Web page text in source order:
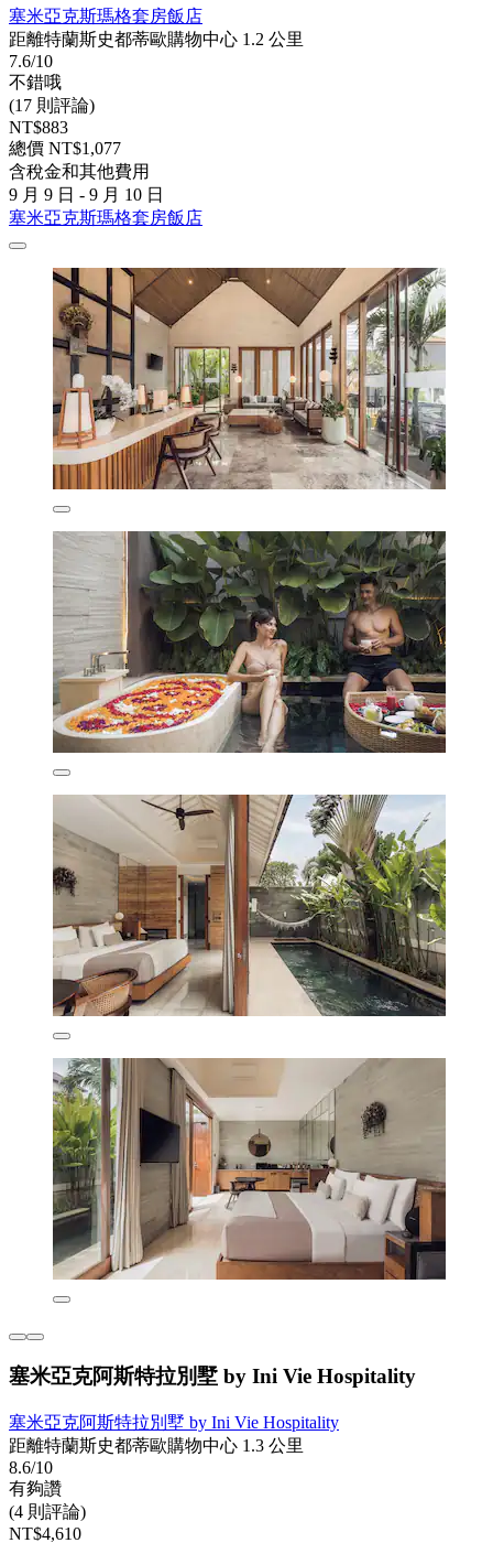
塞米亞克斯瑪格套房飯店
距離特蘭斯史都蒂歐購物中心 1.2 公里
7.6/10
不錯哦
(17 則評論)
NT$883
總價 NT$1,077
含稅金和其他費用
9 月 9 日 - 9 月 10 日
塞米亞克斯瑪格套房飯店
塞米亞克阿斯特拉別墅 by Ini Vie Hospitality
塞米亞克阿斯特拉別墅 by Ini Vie Hospitality
距離特蘭斯史都蒂歐購物中心 1.3 公里
8.6/10
有夠讚
(4 則評論)
NT$4,610